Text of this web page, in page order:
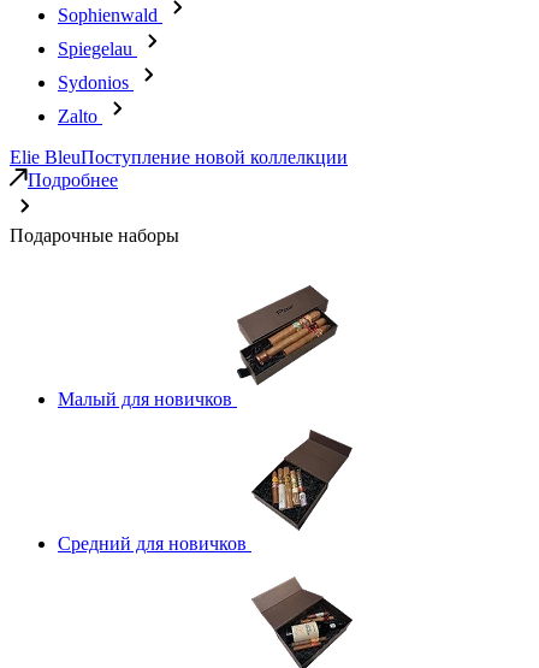
Sophienwald
Spiegelau
Sydonios
Zalto
Elie BleuПоступление новой коллелкции
Подробнее
Подарочные наборы
Малый для новичков
Средний для новичков